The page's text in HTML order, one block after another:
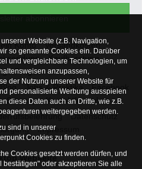
Konto
Versandkosten
Kaufberatung
Fragen
Blog Jobs & Praktika
Facebook
Sitemap
Kontaktformular
Datenschutz
Impressum
Webseite
Website (z.B. Navigation,
so genannte Cookies ein. Darüber
und vergleichbare Technologien, um
anzupassen,
der Nutzung unserer Website für
personalisierte Werbung ausspielen
diese Daten auch an Dritte, wie z.B.
weitergegeben werden.
sind in unserer
Cookies zu finden.
Cookies gesetzt werden dürfen, und
oder akzeptieren Sie alle